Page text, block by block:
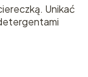
Unikać